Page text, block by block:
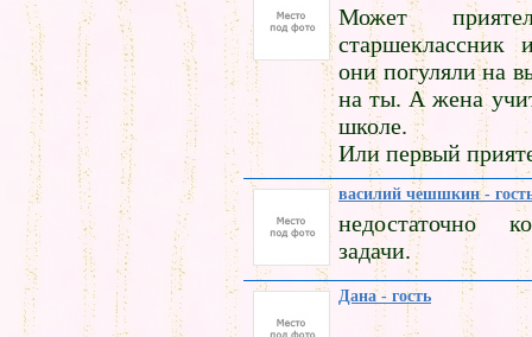
Может
старшеклассник
они погуляли на
на ты. А жена
школе.
Или первый
василий чешшкин -
недостаточно
задачи.
Дана - гость